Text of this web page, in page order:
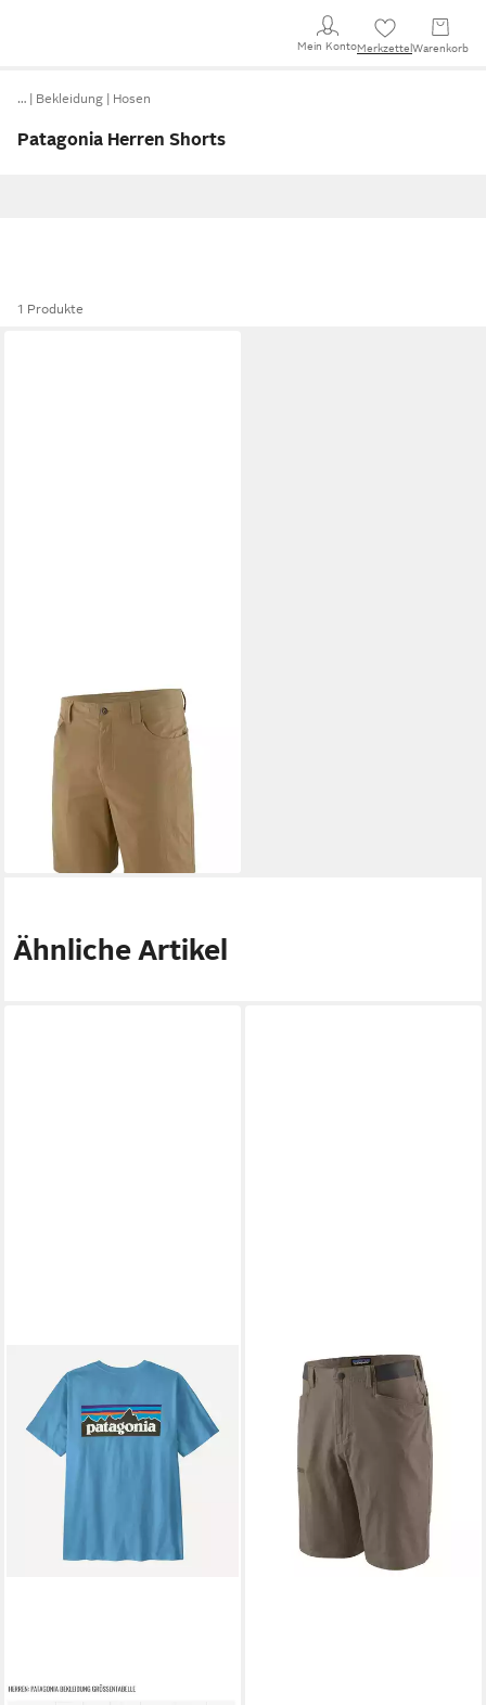
Mein KontoMerkzettel Warenkorb
… Bekleidung Hosen
Patagonia Herren Shorts
1 Produkte
PATAGONIA
Funktionshose Patagonia
Mens Quandary Shorts 10
inch - Trekkingshorts
lieferbar - in 3-4 Werktagen bei dir
Ähnliche Artikel
PATAGONIA
Funktionshose Patagonia
Mens Venga Rock Shorts -
funktionale Wandershorts
89,95 €
lieferbar - in 2-3 Werktagen bei dir